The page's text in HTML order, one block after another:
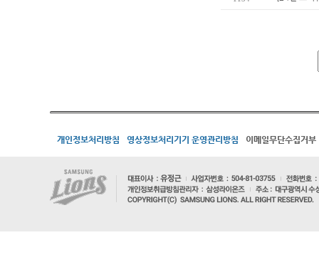
개인정보처리방침 영상정보처리기기 운영관리방침 이메일무단수집거부